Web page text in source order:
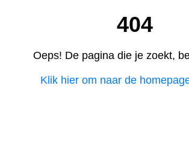
404
Oeps! De pagina die je zoekt,
Klik hier om naar de